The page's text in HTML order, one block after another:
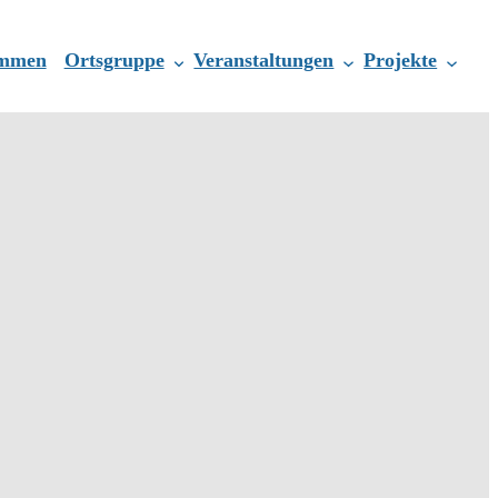
Ortsgruppe Veranstaltungen Projekte